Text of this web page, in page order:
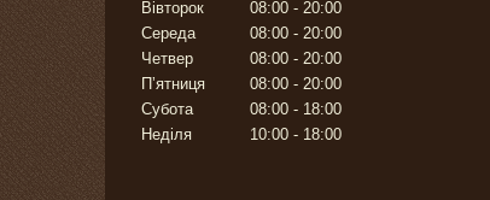
Вівторок
08:00
20:00
Середа
08:00
20:00
Четвер
08:00
20:00
Пʼятниця
08:00
20:00
Субота
08:00
18:00
Неділя
10:00 18:00